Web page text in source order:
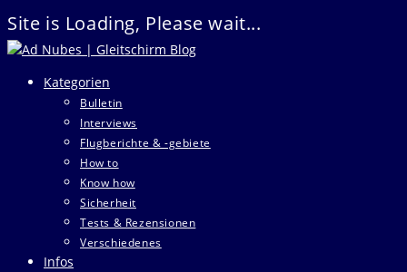
Site is Loading, Please wait...
Zum
springenKategorien
Bulletin
Interviews
Flugberichte & -gebiete
How to
Know how
Sicherheit
Tests & Rezensionen
Verschiedenes
Infos